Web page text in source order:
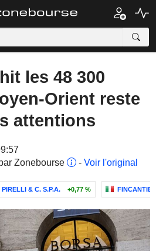
les 48 300
Orient reste
attentions
Zonebourse
- Voir l'original
PIRELLI & C. S.P.A. +0,77 %